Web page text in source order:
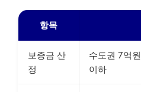
항목
보증금 산
정
수도권 7억
이하